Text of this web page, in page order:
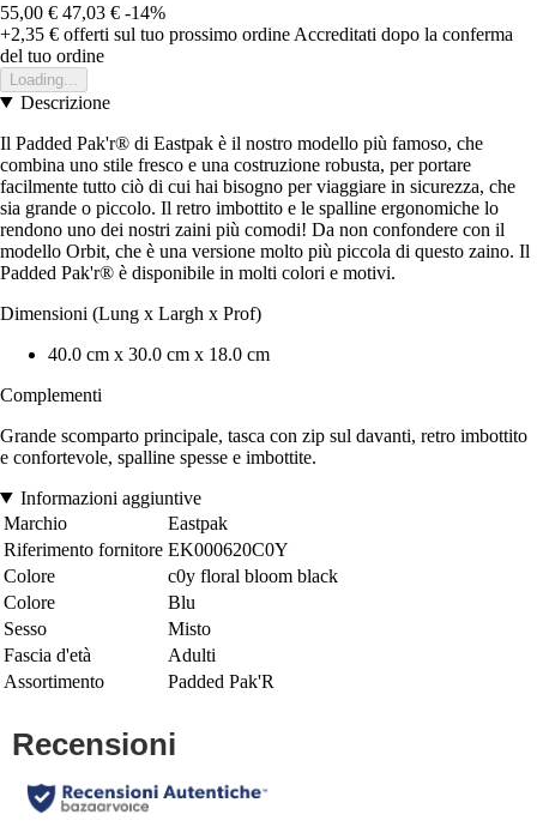
55,00 € 47,03 € -14%
+2,35 € offerti sul tuo prossimo ordine Accreditati dopo la conferma
del tuo ordine
Loading...
Descrizione
Il Padded Pak'r® di Eastpak è il nostro modello più famoso, che
combina uno stile fresco e una costruzione robusta, per portare
facilmente tutto ciò di cui hai bisogno per viaggiare in sicurezza, che
sia grande o piccolo. Il retro imbottito e le spalline ergonomiche lo
rendono uno dei nostri zaini più comodi! Da non confondere con il
modello Orbit, che è una versione molto più piccola di questo zaino. Il
Padded Pak'r® è disponibile in molti colori e motivi.
Dimensioni (Lung x Largh x Prof)
40.0 cm x 30.0 cm x 18.0 cm
Complementi
Grande scomparto principale, tasca con zip sul davanti, retro imbottito
e confortevole, spalline spesse e imbottite.
Informazioni aggiuntive
Marchio
Eastpak
Riferimento fornitore EK000620C0Y
Colore
c0y floral bloom black
Colore
Blu
Sesso
Misto
Fascia d'età
Adulti
Assortimento
Padded Pak'R